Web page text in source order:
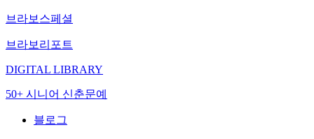
브라보스페셜
브라보리포트
DIGITAL LIBRARY
50+ 시니어 신춘문예
블로그